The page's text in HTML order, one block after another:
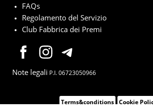
FAQs
Regolamento del Servizio
Club Fabbrica dei Premi
Note legali P.I. 06723050966
Terms&conditions Cookie